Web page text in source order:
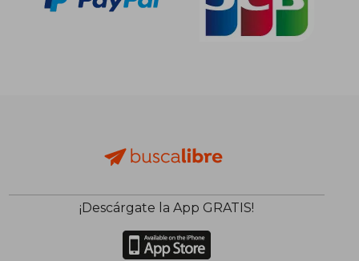
¡Descárgate la App GRATIS!